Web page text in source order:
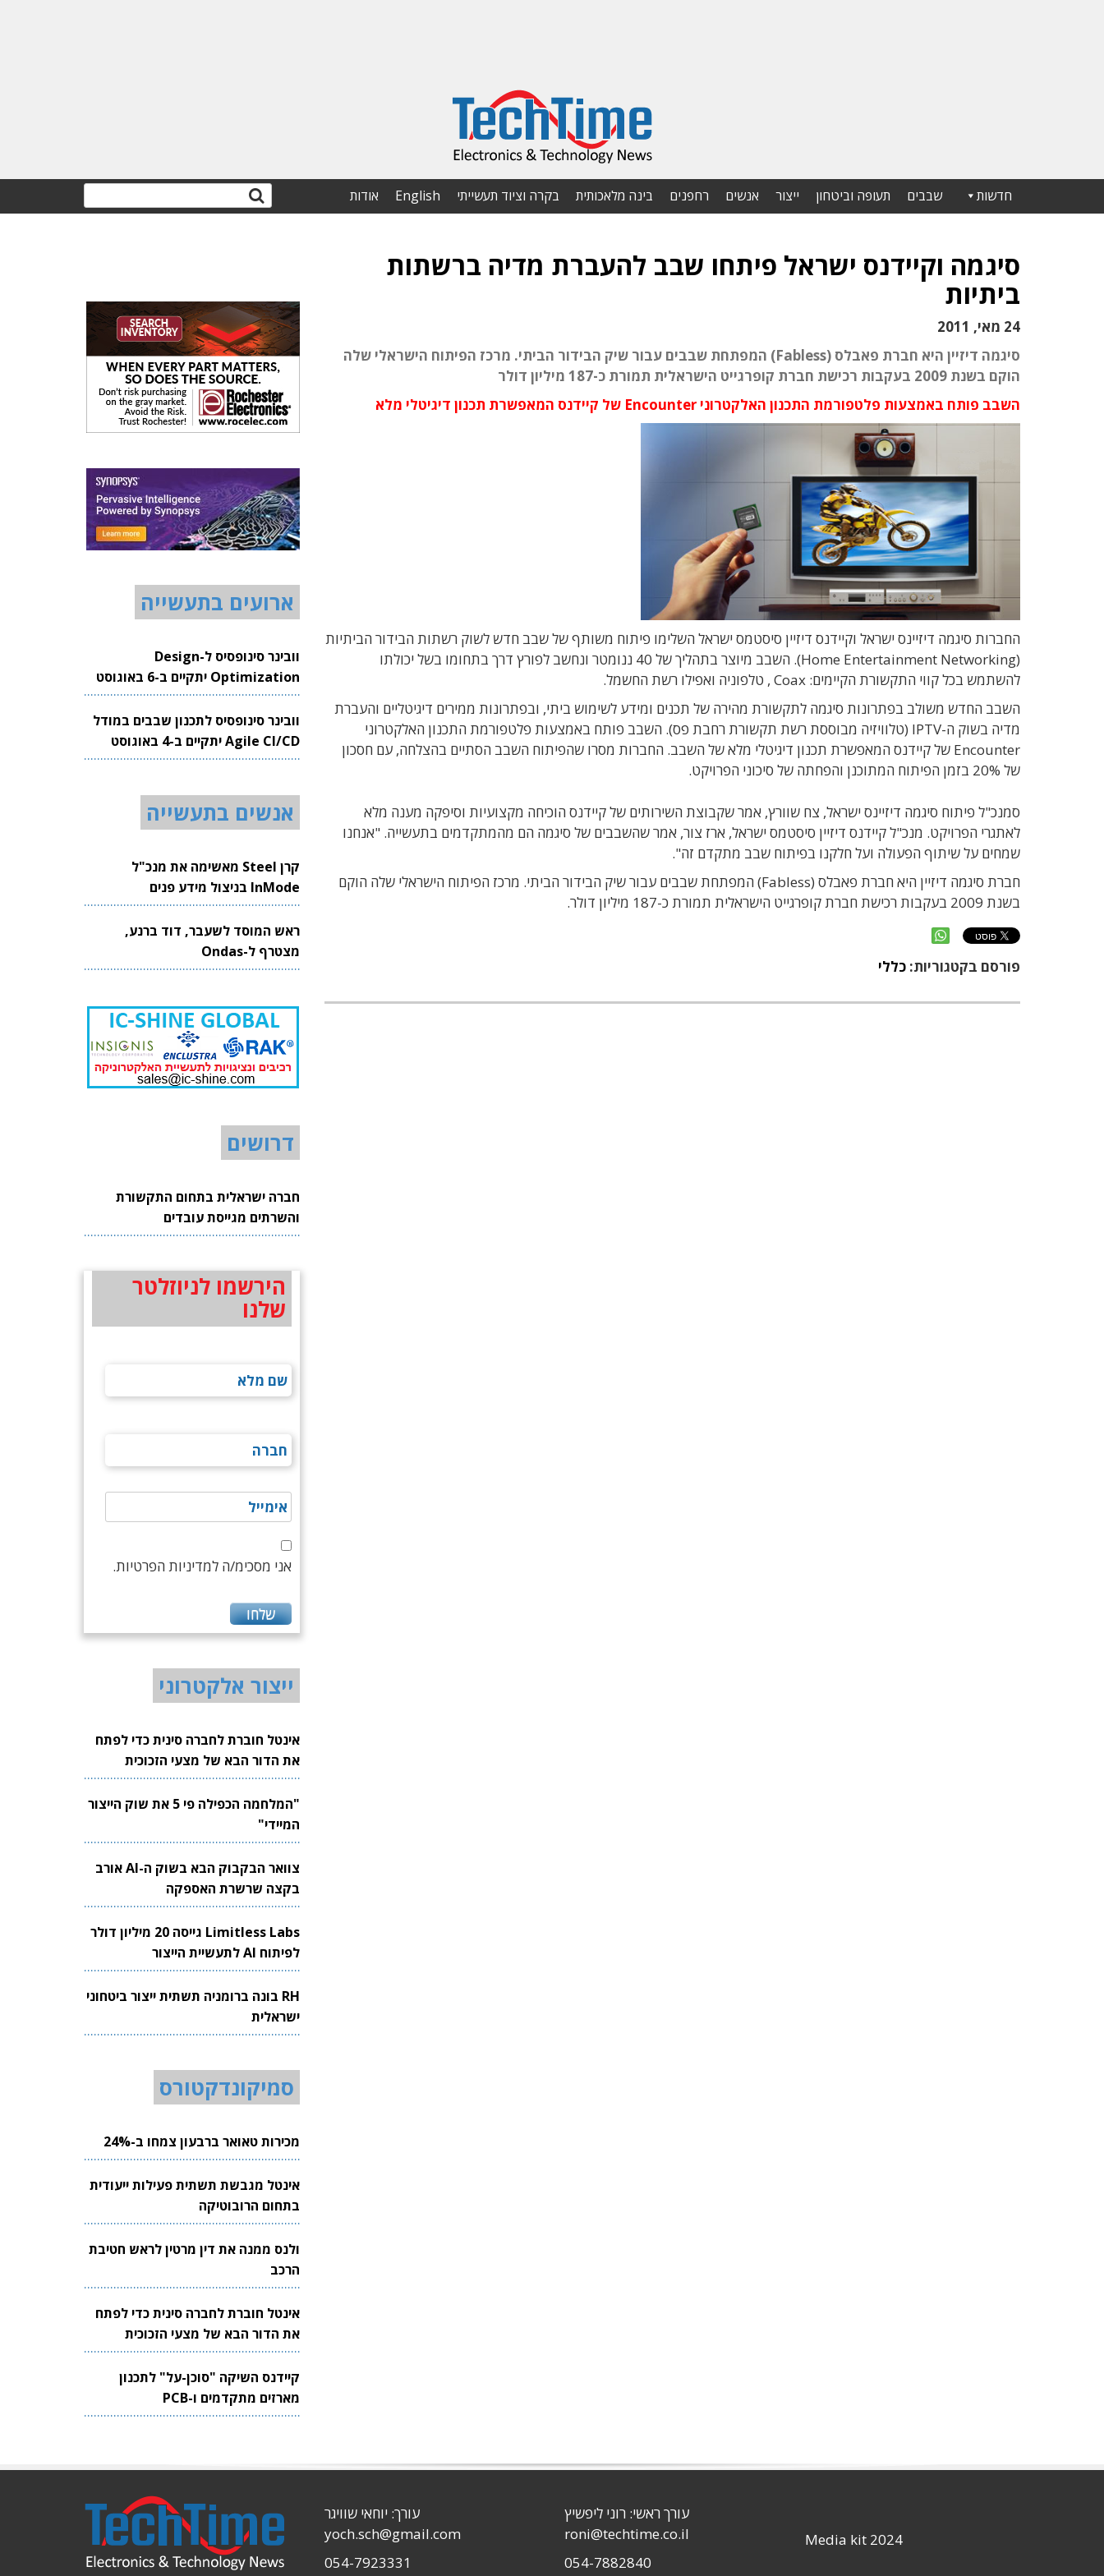
חדשות שבבים תעופה וביטחון ייצור אנשים רחפנים בינה מלאכותית בקרה וציוד תעשייתי English אודות
סיגמה וקיידנס ישראל פיתחו שבב להעברת מדיה ברשתות
ביתיות
24 מאי, 2011
סיגמה דיזיין היא חברת פאבלס (Fabless) המפתחת שבבים עבור שיק הבידור הביתי. מרכז הפיתוח הישראלי שלה
הוקם בשנת 2009 בעקבות רכישת חברת קופרגייט הישראלית תמורת כ-187 מיליון דולר
השבב פותח באמצעות פלטפורמת התכנון האלקטרוני Encounter של קיידנס המאפשרת תכנון דיגיטלי מלא
החברות סיגמה דיזיינס ישראל וקיידנס דיזיין סיסטמס ישראל השלימו פיתוח משותף של שבב חדש לשוק רשתות הבידור הביתיות
(Home Entertainment Networking). השבב מיוצר בתהליך של 40 ננומטר ונחשב לפורץ דרך בתחומו בשל יכולתו
להשתמש בכל קווי התקשורת הקיימים: Coax , טלפוניה ואפילו רשת החשמל.
השבב החדש משולב בפתרונות סיגמה לתקשורת מהירה של תכנים ומידע לשימוש ביתי, ובפתרונות ממירים דיגיטליים והעברת
מדיה בשוק ה-IPTV (טלוויזיה מבוססת רשת תקשורת רחבת פס). השבב פותח באמצעות פלטפורמת התכנון האלקטרוני
Encounter של קיידנס המאפשרת תכנון דיגיטלי מלא של השבב. החברות מסרו שהפיתוח השבב הסתיים בהצלחה, עם חסכון
של 20% בזמן הפיתוח המתוכנן והפחתה של סיכוני הפרויקט.
סמנכ"ל פיתוח סיגמה דיזיינס ישראל, צח שוורץ, אמר שקבוצת השירותים של קיידנס הוכיחה מקצועיות וסיפקה מענה מלא
לאתגרי הפרויקט. מנכ"ל קיידנס דיזיין סיסטמס ישראל, ארז צור, אמר שהשבבים של סיגמה הם מהמתקדמים בתעשייה. "אנחנו
שמחים על שיתוף הפעולה ועל חלקנו בפיתוח שבב מתקדם זה".
חברת סיגמה דיזיין היא חברת פאבלס (Fabless) המפתחת שבבים עבור שיק הבידור הביתי. מרכז הפיתוח הישראלי שלה הוקם
בשנת 2009 בעקבות רכישת חברת קופרגייט הישראלית תמורת כ-187 מיליון דולר.
פורסם בקטגוריות: כללי
ארועים בתעשייה
וובינר סינופסיס ל-Design
Optimization יתקיים ב-6 באוגוסט
2026
וובינר סינופסיס לתכנון שבבים במודל
Agile CI/CD יתקיים ב-4 באוגוסט
2026
אנשים בתעשייה
קרן Steel מאשימה את מנכ"ל
InMode בניצול מידע פנים
ראש המוסד לשעבר, דוד ברנע,
מצטרף ל-Ondas
דרושים
חברה ישראלית בתחום התקשורת
והשרתים מגייסת עובדים
הירשמו לניוזלטר
שלנו
אני מסכימ/ה למדיניות הפרטיות.
ייצור אלקטרוני
אינטל חוברת לחברה סינית כדי לפתח
את הדור הבא של מצעי הזכוכית
לשבבים
"המלחמה הכפילה פי 5 את שוק הייצור
המיידי"
צוואר הבקבוק הבא בשוק ה-AI אורב
בקצה שרשרת האספקה
Limitless Labs גייסה 20 מיליון דולר
לפיתוח AI לתעשיית הייצור
RH בונה ברומניה תשתית ייצור ביטחוני
ישראלית
סמיקונדקטורס
מכירות טאואר ברבעון צמחו ב-24%
אינטל מגבשת תשתית פעילות ייעודית
בתחום הרובוטיקה
ולנס ממנה את דין מרטין לראש חטיבת
הרכב
אינטל חוברת לחברה סינית כדי לפתח
את הדור הבא של מצעי הזכוכית
לשבבים
קיידנס השיקה "סוכן-על" לתכנון
מארזים מתקדמים ו-PCB
Media kit 2024
עורך ראשי: רוני ליפשיץ
roni@techtime.co.il
054-7882840
עורך: יוחאי שוויגר
yoch.sch@gmail.com
054-7923331